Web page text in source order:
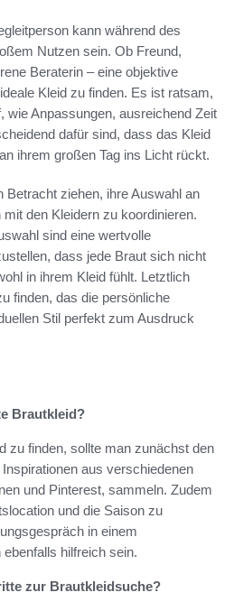
kann während des
Nutzen sein. Ob Freund,
Beraterin – eine objektive
Kleid zu finden. Es ist ratsam,
wie Anpassungen, ausreichend Zeit
dafür sind, dass das Kleid
ihrem großen Tag ins Licht rückt.
Betracht ziehen, ihre Auswahl an
den Kleidern zu koordinieren.
sind eine wertvolle
dass jede Braut sich nicht
in ihrem Kleid fühlt. Letztlich
finden, das die persönliche
Stil perfekt zum Ausdruck
Brautkleid?
zu finden, sollte man zunächst den
aus verschiedenen
und Pinterest, sammeln. Zudem
und die Saison zu
in einem
hilfreich sein.
zur Brautkleidsuche?